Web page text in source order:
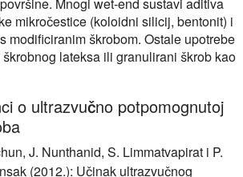
mikročestice (koloidni silicij, bentonit) i
modificiranim škrobom. Ostale upotrebe
lateksa ili granulirani škrob kao
o ultrazvučno potpomognutoj
J. Nunthanid, S. Limmatvapirat i P.
(2012.): Učinak ultrazvučnog